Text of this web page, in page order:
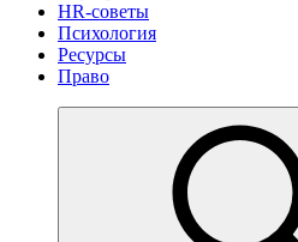
HR-советы
Психология
Ресурсы
Право